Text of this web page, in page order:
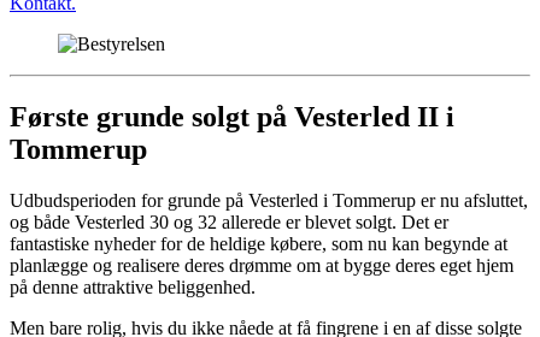
Første grunde solgt på Vesterled II i
Tommerup
Udbudsperioden for grunde på Vesterled i Tommerup er nu afsluttet,
og både Vesterled 30 og 32 allerede er blevet solgt. Det er
fantastiske nyheder for de heldige købere, som nu kan begynde at
planlægge og realisere deres drømme om at bygge deres eget hjem
på denne attraktive beliggenhed.
Men bare rolig, hvis du ikke nåede at få fingrene i en af disse solgte